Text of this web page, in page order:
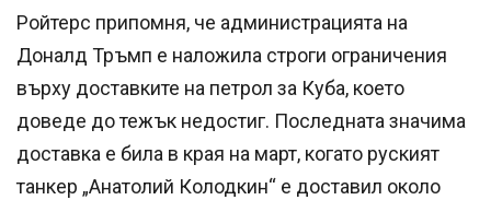
Ройтерс припомня, че администрацията на
Доналд Тръмп е наложила строги ограничения
върху доставките на петрол за Куба, което
доведе до тежък недостиг. Последната значима
доставка е била в края на март, когато руският
танкер „Анатолий Колодкин“ е доставил около